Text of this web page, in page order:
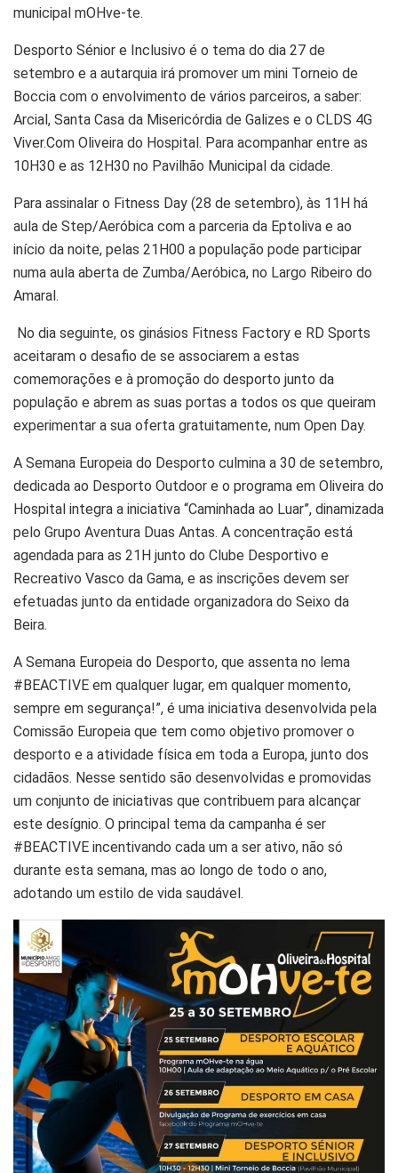
municipal mOHve-te.
Desporto Sénior e Inclusivo é o tema do dia 27 de
setembro e a autarquia irá promover um mini Torneio de
Boccia com o envolvimento de vários parceiros, a saber:
Arcial, Santa Casa da Misericórdia de Galizes e o CLDS 4G
Viver.Com Oliveira do Hospital. Para acompanhar entre as
10H30 e as 12H30 no Pavilhão Municipal da cidade.
Para assinalar o Fitness Day (28 de setembro), às 11H há
aula de Step/Aeróbica com a parceria da Eptoliva e ao
início da noite, pelas 21H00 a população pode participar
numa aula aberta de Zumba/Aeróbica, no Largo Ribeiro do
Amaral.
No dia seguinte, os ginásios Fitness Factory e RD Sports
aceitaram o desafio de se associarem a estas
comemorações e à promoção do desporto junto da
população e abrem as suas portas a todos os que queiram
experimentar a sua oferta gratuitamente, num Open Day.
A Semana Europeia do Desporto culmina a 30 de setembro,
dedicada ao Desporto Outdoor e o programa em Oliveira do
Hospital integra a iniciativa “Caminhada ao Luar”, dinamizada
pelo Grupo Aventura Duas Antas. A concentração está
agendada para as 21H junto do Clube Desportivo e
Recreativo Vasco da Gama, e as inscrições devem ser
efetuadas junto da entidade organizadora do Seixo da
Beira.
A Semana Europeia do Desporto, que assenta no lema
#BEACTIVE em qualquer lugar, em qualquer momento,
sempre em segurança!”, é uma iniciativa desenvolvida pela
Comissão Europeia que tem como objetivo promover o
desporto e a atividade física em toda a Europa, junto dos
cidadãos. Nesse sentido são desenvolvidas e promovidas
um conjunto de iniciativas que contribuem para alcançar
este desígnio. O principal tema da campanha é ser
#BEACTIVE incentivando cada um a ser ativo, não só
durante esta semana, mas ao longo de todo o ano,
adotando um estilo de vida saudável.